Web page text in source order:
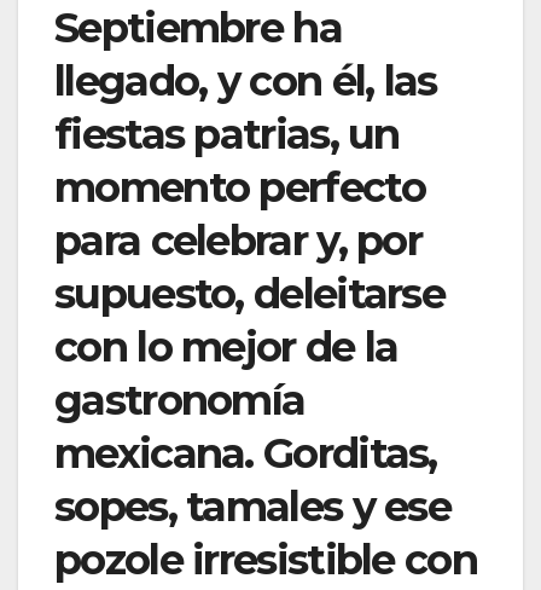
Septiembre ha
llegado, y con él, las
fiestas patrias, un
momento perfecto
para celebrar y, por
supuesto, deleitarse
con lo mejor de la
gastronomía
mexicana. Gorditas,
sopes, tamales y ese
pozole irresistible con